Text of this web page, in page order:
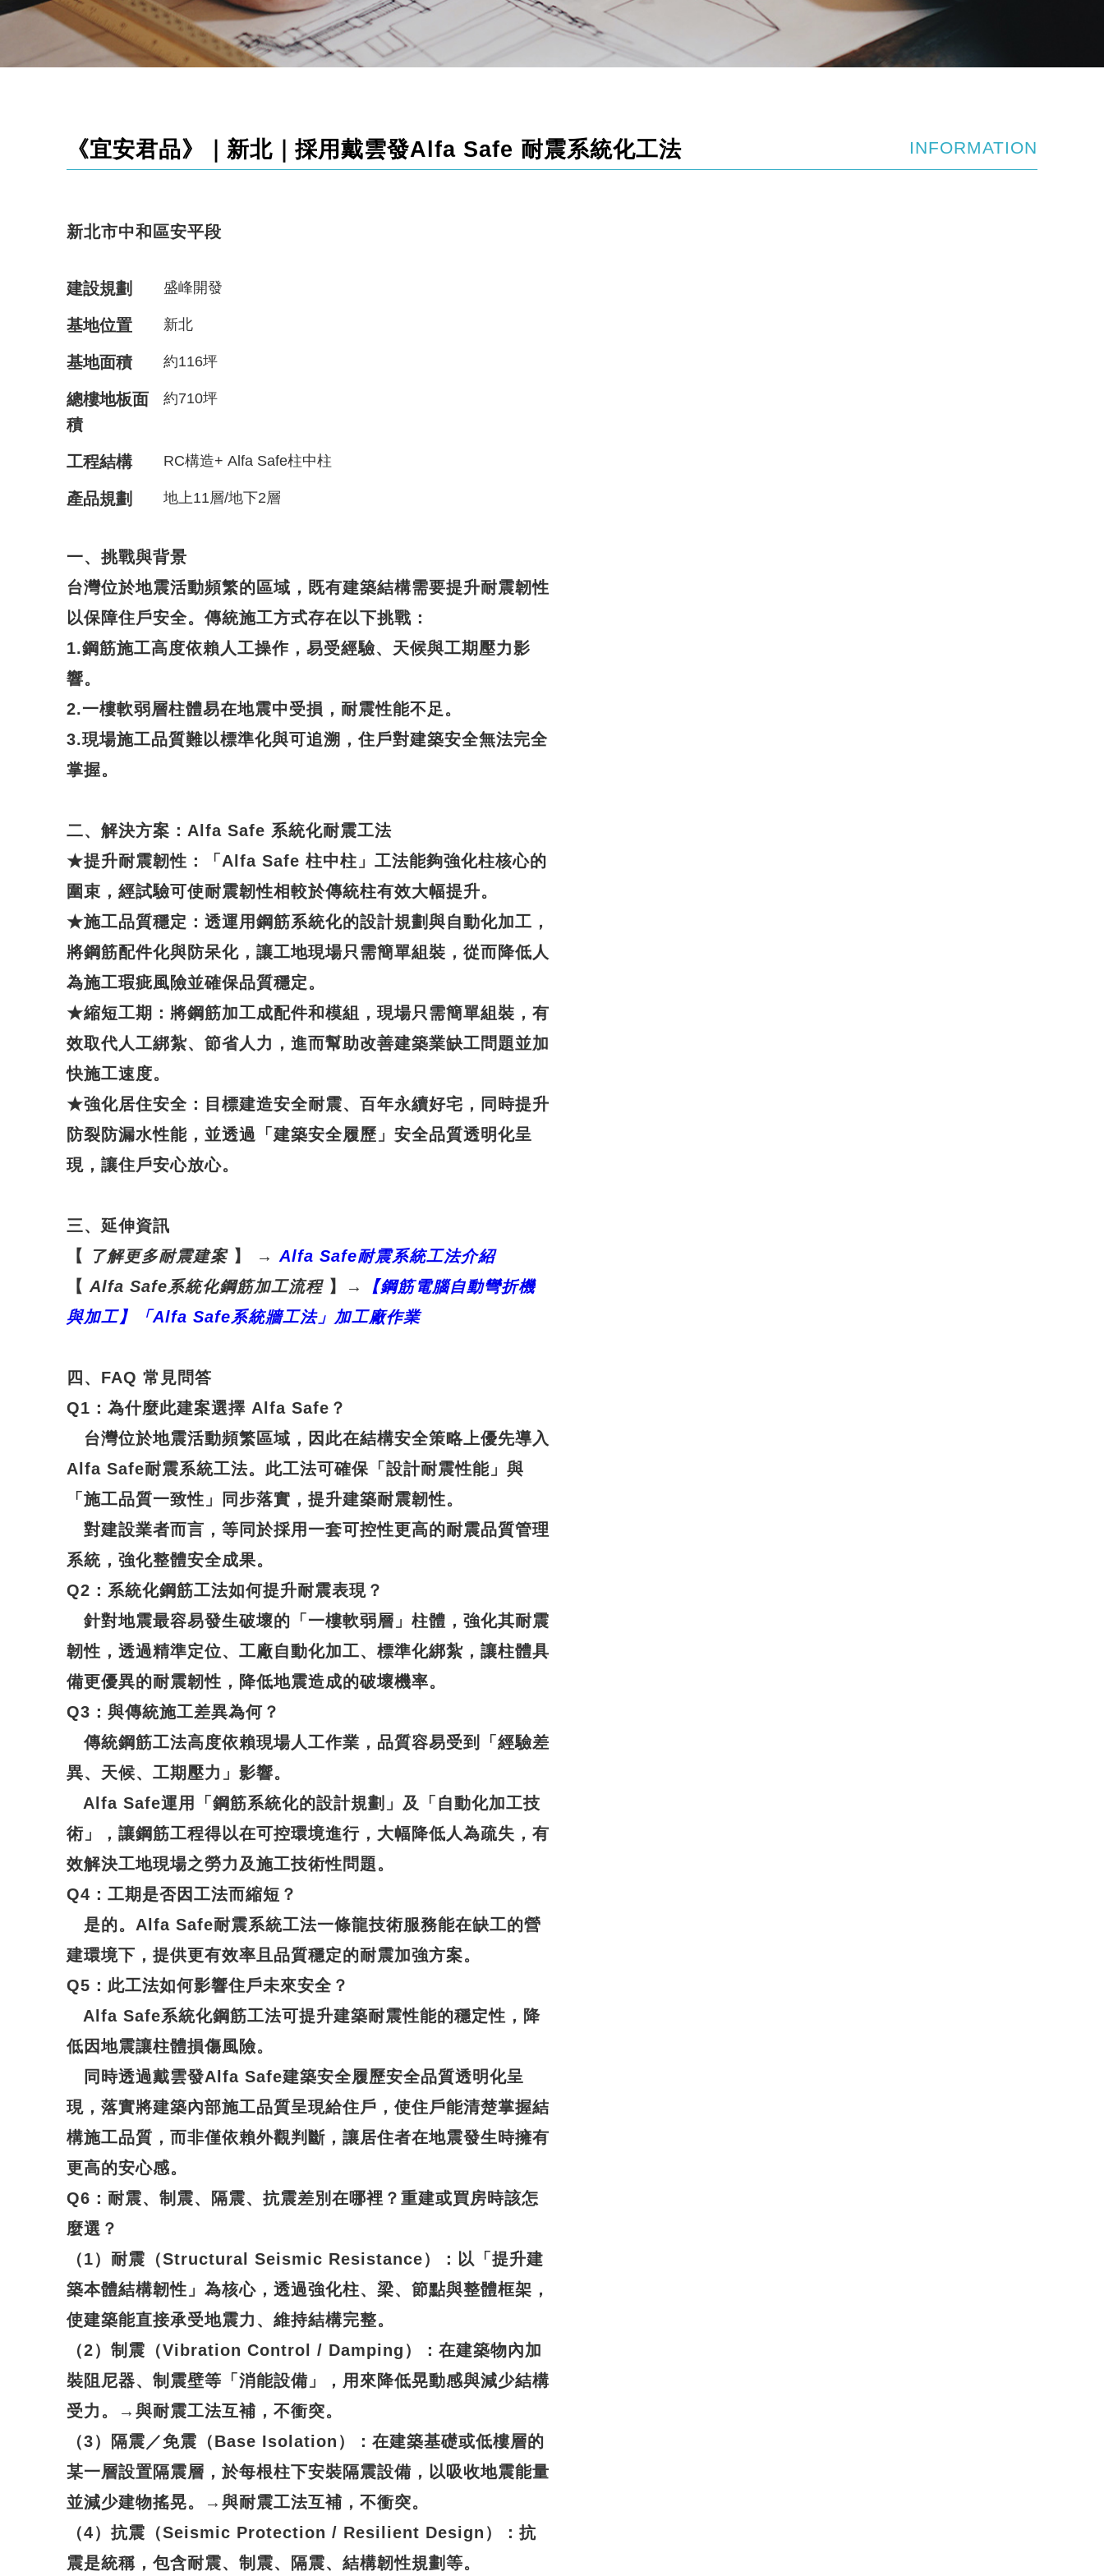
《宜安君品》｜新北｜採用戴雲發Alfa Safe 耐震系統化工法 INFORMATION
新北市中和區安平段
建設規劃 盛峰開發
基地位置 新北
基地面積 約116坪
總樓地板面
積
約710坪
工程結構 RC構造+ Alfa Safe柱中柱
產品規劃 地上11層/地下2層
一、挑戰與背景
台灣位於地震活動頻繁的區域，既有建築結構需要提升耐震韌性
以保障住戶安全。傳統施工方式存在以下挑戰：
1.鋼筋施工高度依賴人工操作，易受經驗、天候與工期壓力影
響。
2.一樓軟弱層柱體易在地震中受損，耐震性能不足。
3.現場施工品質難以標準化與可追溯，住戶對建築安全無法完全
掌握。
二、解決方案：Alfa Safe 系統化耐震工法
★提升耐震韌性 ：「Alfa Safe 柱中柱」工法能夠強化柱核心的
圍束，經試驗可使耐震韌性相較於傳統柱有效大幅提升。
★施工品質穩定 ：透運用鋼筋系統化的設計規劃與自動化加工，
將鋼筋配件化與防呆化，讓工地現場只需簡單組裝，從而降低人
為施工瑕疵風險並確保品質穩定。
★縮短工期 ：將鋼筋加工成配件和模組，現場只需簡單組裝，有
效取代人工綁紮、節省人力，進而幫助改善建築業缺工問題並加
快施工速度。
★強化居住安全：目標建造安全耐震、百年永續好宅，同時提升
防裂防漏水性能，並透過「建築安全履歷」安全品質透明化呈
現，讓住戶安心放心。
三、延伸資訊
【
了解更多耐震建案 】 →Alfa Safe耐震系統工法介紹
【Alfa Safe系統化鋼筋加工流程 】 → 【鋼筋電腦自動彎折機
與加工】「Alfa Safe系統牆工法」加工廠作業
四、FAQ 常見問答
Q1 ： 為什麼此建案選擇 Alfa Safe？
台灣位於地震活動頻繁區域，因此在結構安全策略上優先導入
Alfa Safe耐震系統工法。此工法可確保「設計耐震性能」與
「施工品質一致性」同步落實，提升建築耐震韌性。
對建設業者而言，等同於採用一套可控性更高的耐震品質管理
系統，強化整體安全成果。
Q2 ：系統化鋼筋工法如何提升耐震表現？
針對地震最容易發生破壞的「一樓軟弱層」柱體，強化其耐震
韌性，透過精準定位、工廠自動化加工、標準化綁紮，讓柱體具
備更優異的耐震韌性 ，降低地震造成的破壞機率。
Q3 ：與傳統施工差異為何？
傳統鋼筋工法高度依賴現場人工作業，品質容易受到「經驗差
異、天候、工期壓力」影響。
Alfa Safe運用「鋼筋系統化的設計規劃」及「自動化加工技
術」，讓鋼筋工程得以在可控環境進行，大幅降低人為疏失，有
效解決工地現場之勞力及施工技術性問題。
Q4 ：工期是否因工法而縮短？
是的。Alfa Safe耐震系統工法一條龍技術服務能在缺工的營
建環境下，提供更有效率且品質穩定的耐震加強方案。
Q5 ：此工法如何影響住戶未來安全？
Alfa Safe系統化鋼筋工法可提升建築耐震性能的穩定性，降
低因地震讓柱體損傷風險。
同時透過戴雲發Alfa Safe建築安全履歷安全品質透明化呈
現，落實將建築內部施工品質呈現給住戶，使住戶能清楚掌握結
構施工品質，而非僅依賴外觀判斷，讓居住者在地震發生時擁有
更高的安心感。
Q6 ：耐震、制震、隔震、抗震差別在哪裡？重建或買房時該怎
麼選？
（1）耐震（Structural Seismic Resistance）：以「提升建
築本體結構韌性」為核心，透過強化柱、梁、節點與整體框架，
使建築能直接承受地震力、維持結構完整。
（2）制震（Vibration Control / Damping）：在建築物內加
裝阻尼器、制震壁等「消能設備」，用來降低晃動感與減少結構
受力。→與耐震工法互補，不衝突。
（3）隔震／免震（Base Isolation）：在建築基礎或低樓層的
某一層設置隔震層，於每根柱下安裝隔震設備，以吸收地震能量
並減少建物搖晃。→與耐震工法互補，不衝突。
（4）抗震（Seismic Protection / Resilient Design）：抗
震是統稱，包含耐震、制震、隔震、結構韌性規劃等。